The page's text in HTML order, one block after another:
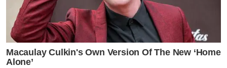
Macaulay Culkin's Own Version Of The New ‘Home
Alone’